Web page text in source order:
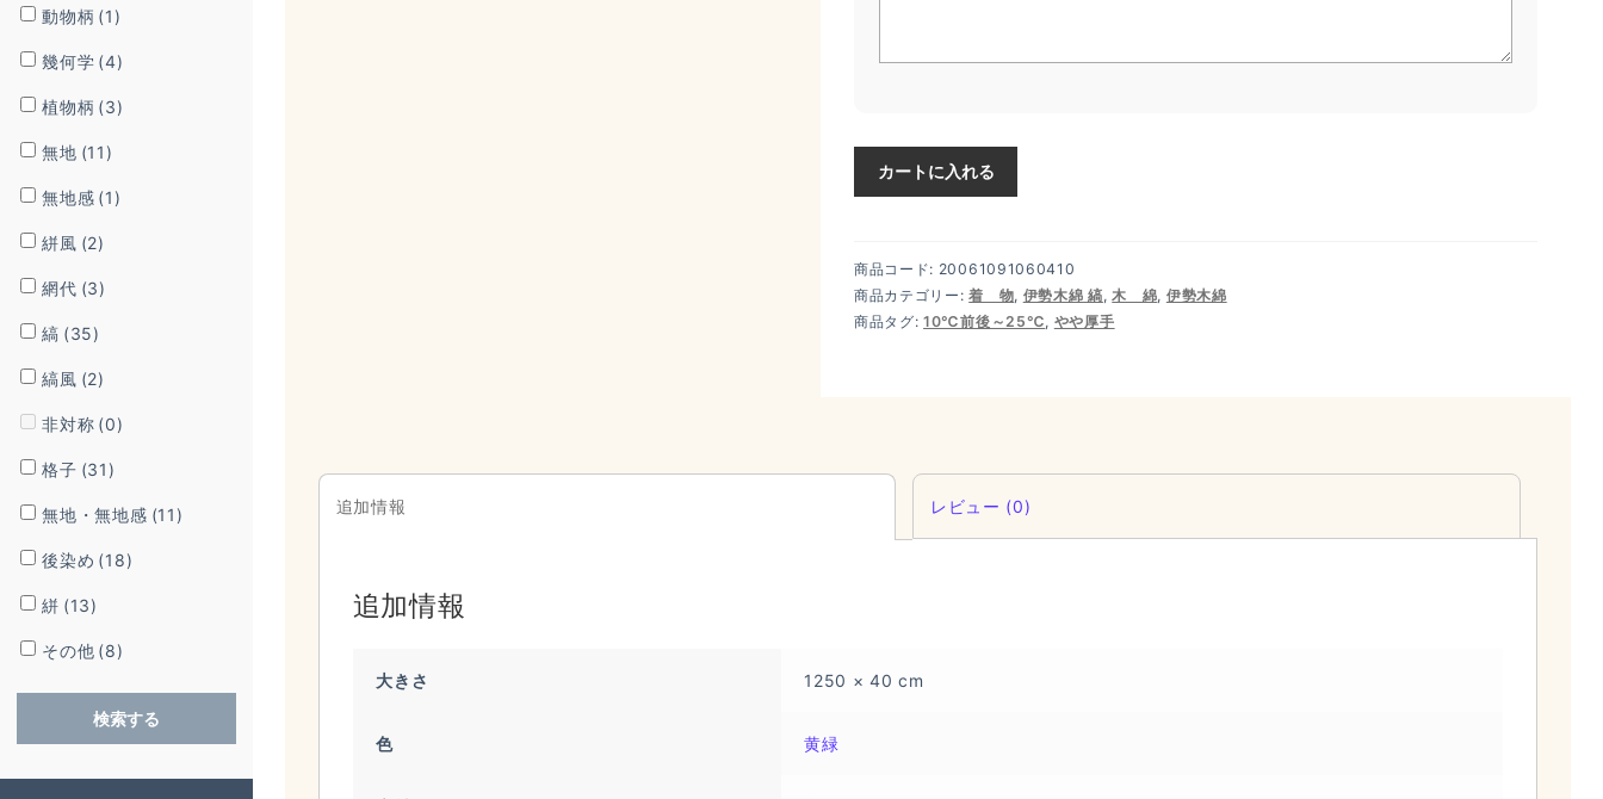
カートに入れる
商品コード: 20061091060410
商品カテゴリー:着 物, 伊勢木綿 縞, 木 綿, 伊勢木綿
商品タグ:10℃前後～25℃, やや厚手
追加情報 レビュー (0)
追加情報
大きさ 1250 × 40 cm
色 黄緑
動物柄 (1)
幾何学 (4)
植物柄 (3)
無地 (11)
無地感 (1)
絣風 (2)
網代 (3)
縞 (35)
縞風 (2)
非対称 (0)
格子 (31)
無地・無地感 (11)
後染め (18)
絣 (13)
その他 (8)
検索する